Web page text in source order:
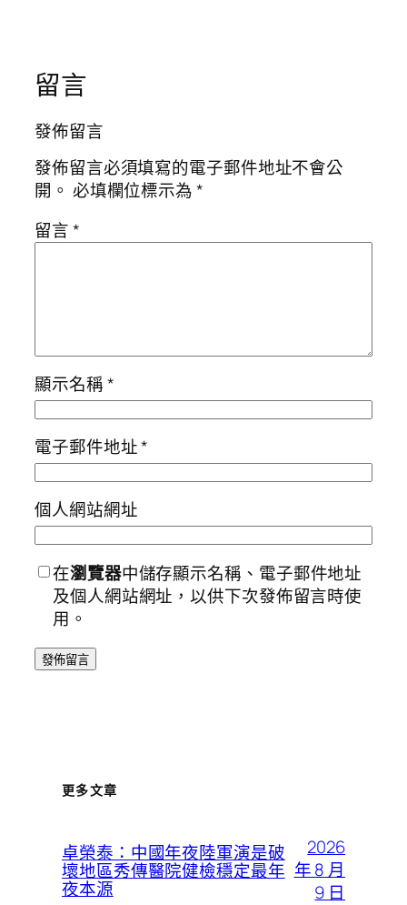
留言
發佈留言
發佈留言必須填寫的電子郵件地址不會公
開。 必填欄位標示為*
留言*
顯示名稱*
電子郵件地址*
個人網站網址
在瀏覽器中儲存顯示名稱、電子郵件地址
及個人網站網址，以供下次發佈留言時使
用。
更多文章
卓榮泰：中國年夜陸軍演是破
壞地區秀傳醫院健檢穩定最年
夜本源
2026
年 8 月
9 日